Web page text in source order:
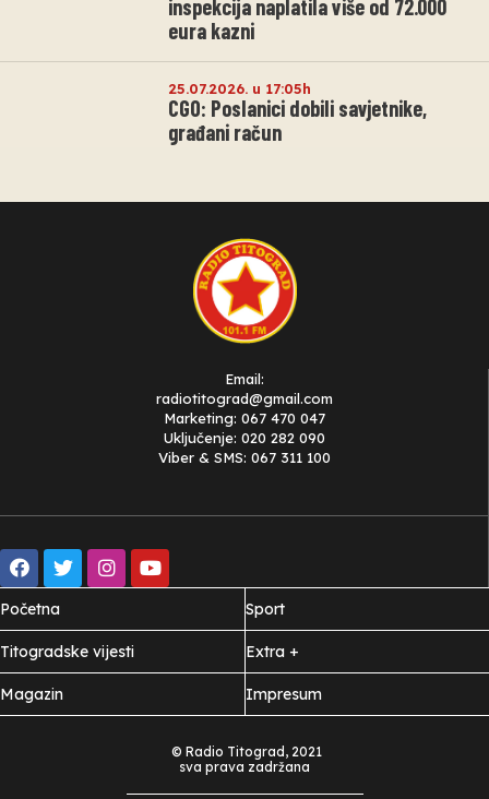
inspekcija naplatila više od 72.000
eura kazni
25.07.2026. u 17:05h
CGO: Poslanici dobili savjetnike,
građani račun
Email:
radiotitograd@gmail.com
Marketing: 067 470 047
Uključenje: 020 282 090
Viber & SMS: 067 311 100
Početna
Titogradske vijesti
Magazin
Sport
Extra +
Impresum
© Radio Titograd, 2021
sva prava zadržana